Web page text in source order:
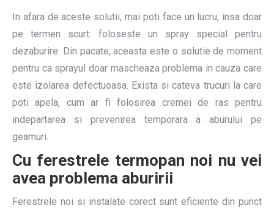
In afara de aceste solutii, mai poti face un lucru, insa doar
pe termen scurt: foloseste un spray special pentru
dezaburire. Din pacate, aceasta este o solutie de moment
pentru ca sprayul doar mascheaza problema in cauza care
este izolarea defectuoasa. Exista si cateva trucuri la care
poti apela, cum ar fi folosirea cremei de ras pentru
indepartarea si prevenirea temporara a aburului pe
geamuri.
Cu ferestrele termopan noi nu vei
avea problema aburirii
Ferestrele noi si instalate corect sunt eficiente din punct